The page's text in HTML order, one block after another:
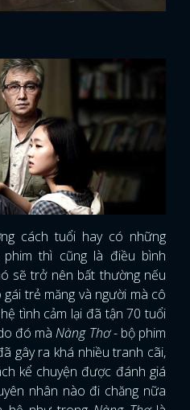
cách tuổi hay có những
phim thì cũng là điều bình
sẽ trở nên bất thường nếu
trẻ măng và người mà cô
tình cảm lại đã tận 70 tuổi
đó màNàng Thơ- bộ phim
gây ra khá nhiều tranh cãi,
kể chuyện được đánh giá
nhân nào đi chăng nữa